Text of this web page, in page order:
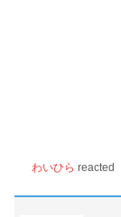
わいひら reacted